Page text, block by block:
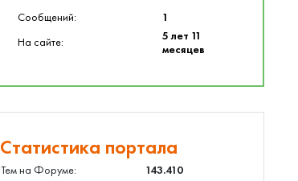
Сообщений:
1
На сайте:
5 лет 11
месяцев
Статистика портала
Тем на Форуме:
143.410